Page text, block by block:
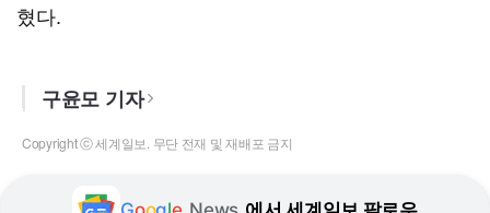
혔다.
구윤모 기자
Copyright ⓒ 세계일보. 무단 전재 및 재배포 금지